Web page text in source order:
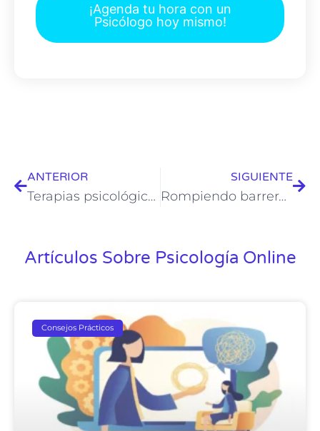
¡Agenda tu hora con un
Psicólogo hoy mismo!
ANTERIOR
Terapias psicológicas para el manejo del estrés
SIGUIENTE
Rompiendo barreras: La accesibilidad de la psicología online en Chile
Artículos Sobre Psicología Online
Consejos Prácticos